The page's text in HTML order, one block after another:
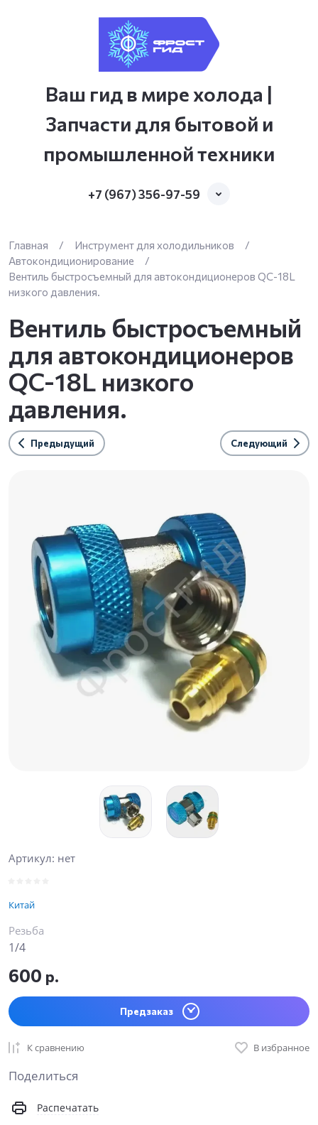
Ваш гид в мире холода |
Запчасти для бытовой и
промышленной техники
+7 (967) 356-97-59
Главная / Инструмент для холодильников
/
Автокондиционирование
/
Вентиль быстросъемный для автокондиционеров QC-18L
низкого давления.
Вентиль быстросъемный
для автокондиционеров
QC-18L низкого
давления.
Предыдущий Следующий
Артикул: нет
Китай
Резьба
1/4
600 р.
Предзаказ
К сравнению В избранное
Поделиться
Распечатать